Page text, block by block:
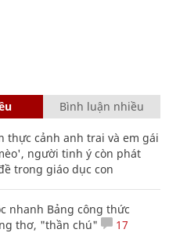
Bình luận nhiều
thực cảnh anh trai và em gái
người tinh ý còn phát
trong giáo dục con
nhanh Bảng công thức
thơ, "thần chú"
17